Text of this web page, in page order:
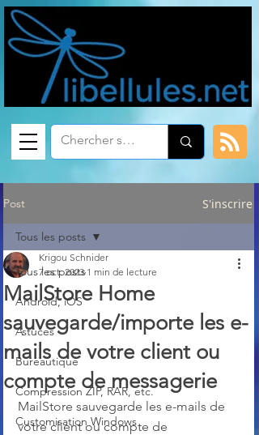
Post S'inscrire
Tous les posts
Android, iOS
Astuces
Bureautique
Compression ZIP, RAR, etc.
Customisation Windows
Tous les posts
MailStore Home
sauvegarde/importe les e-
mails de votre client ou
compte de messagerie
Krigou Schnider
7 oct. 2023 1 min de lecture
MailStore sauvegarde les e-mails de
votre client ou compte de